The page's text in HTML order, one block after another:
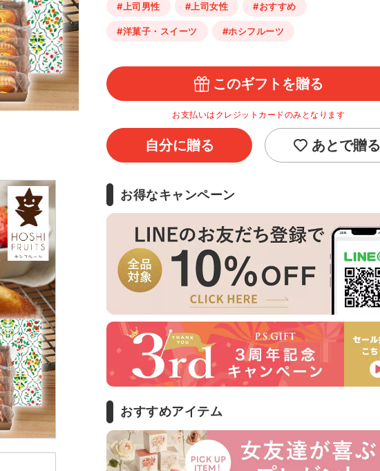
#上司男性 #上司女性 #おすすめ
#洋菓子・スイーツ #ホシフルーツ
このギフトを贈る
お支払いはクレジットカードのみとなります
自分に贈る あとで贈る
お得なキャンペーン
おすすめアイテム